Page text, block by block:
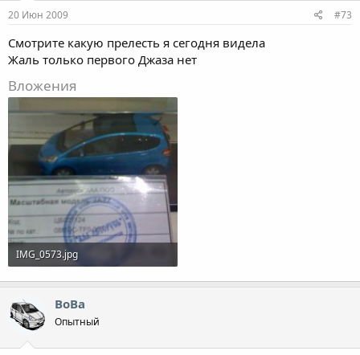
20 Июн 2009 #73
Смотрите какую прелесть я сегодня видела
Жаль только первого Джаза нет
Вложения
IMG_0573.jpg
116.2 KB · Просмотры: 2,023
ВоВа
Опытный